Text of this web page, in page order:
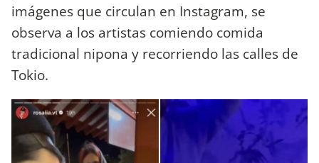
imágenes que circulan en Instagram, se
observa a los artistas comiendo comida
tradicional nipona y recorriendo las calles de
Tokio.